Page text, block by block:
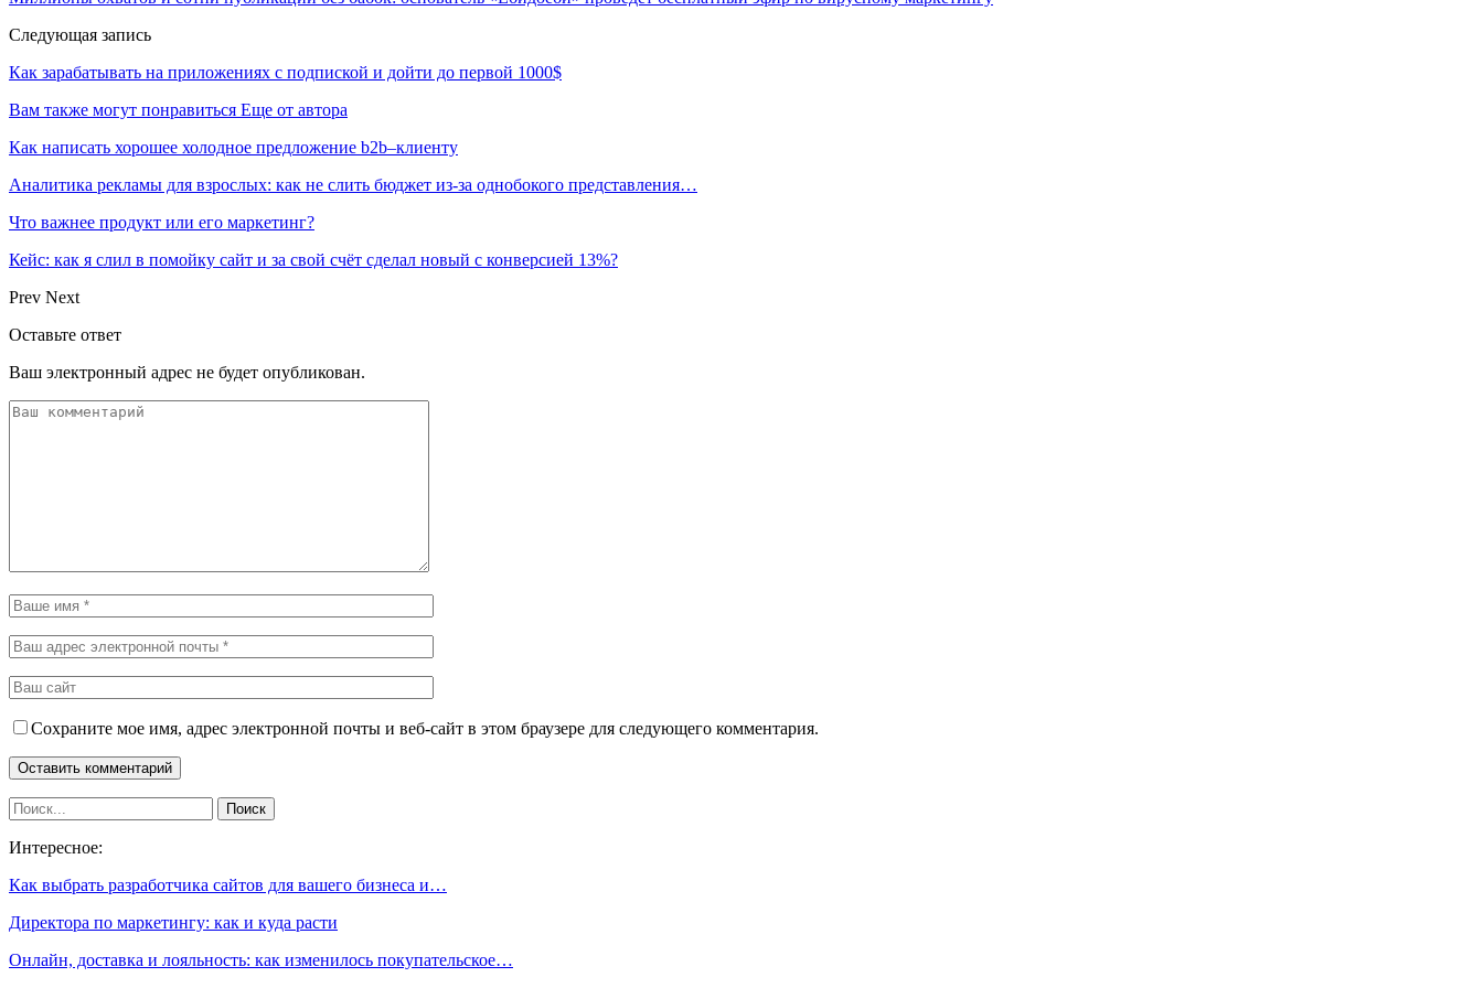
Следующая запись
Как зарабатывать на приложениях с подпиской и дойти до первой 1000$
Вам также могут понравиться Еще от автора
Как написать хорошее холодное предложение b2b–клиенту
Аналитика рекламы для взрослых: как не слить бюджет из-за однобокого представления…
Что важнее продукт или его маркетинг?
Кейс: как я слил в помойку сайт и за свой счёт сделал новый с конверсией 13%?
Prev Next
Оставьте ответ
Ваш электронный адрес не будет опубликован.
Сохраните мое имя, адрес электронной почты и веб-сайт в этом браузере для следующего комментария.
Интересное:
Как выбрать разработчика сайтов для вашего бизнеса и…
Директора по маркетингу: как и куда расти
Онлайн, доставка и лояльность: как изменилось покупательское…